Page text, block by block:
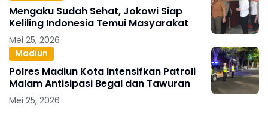
Mengaku Sudah Sehat, Jokowi Siap
Keliling Indonesia Temui Masyarakat
Mei 25, 2026
Madiun
Polres Madiun Kota Intensifkan Patroli
Malam Antisipasi Begal dan Tawuran
Mei 25, 2026